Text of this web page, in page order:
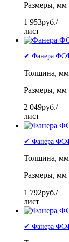
Размеры,
1 953руб./
лист
✔ Фанера
Толщина,
Размеры,
2 049руб./
лист
✔ Фанера ФСФ
Толщина,
Размеры,
1 792руб./
лист
✔ Фанера ФСФ